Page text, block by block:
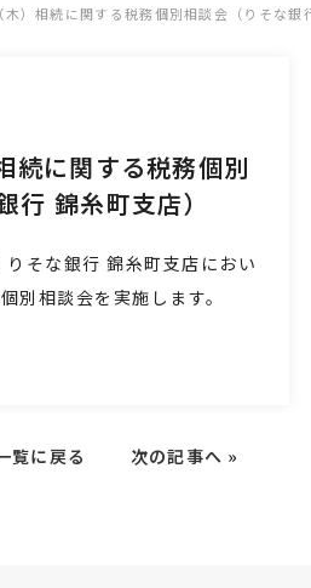
木）相続に関する税務個別相談会（りそな銀
続に関する税務個別
行 錦糸町支店）
りそな銀行 錦糸町支店におい
別相談会を実施します。
覧に戻る 次の記事へ »